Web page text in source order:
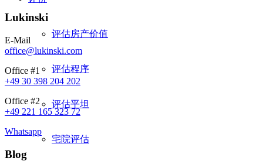
评估房产价值
评估程序
评估平坦
宅院评估
Lukinski
E-Mail
office@lukinski.com
Office #1
+49 30 398 204 202
Office #2
+49 221 165 323 72
Whatsapp
Blog